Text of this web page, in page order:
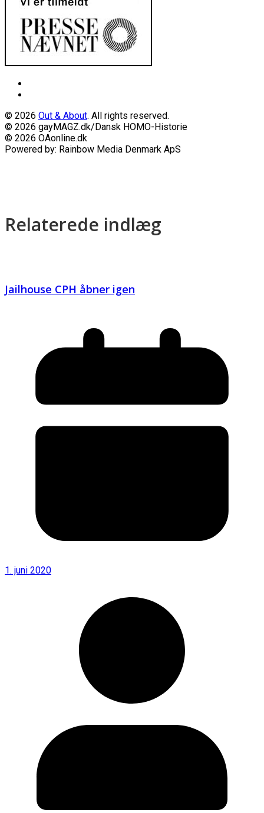
© 2026 Out & About. All rights reserved.
© 2026 gayMAGZ.dk/Dansk HOMO-Historie
© 2026 OAonline.dk
Powered by: Rainbow Media Denmark ApS
Relaterede indlæg
Jailhouse CPH åbner igen
1. juni 2020